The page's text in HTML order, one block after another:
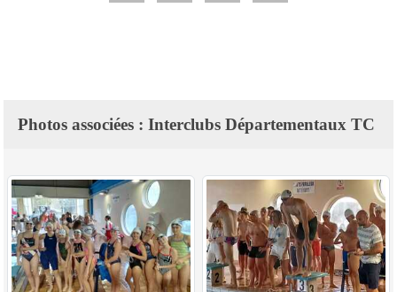
Photos associées : Interclubs Départementaux TC